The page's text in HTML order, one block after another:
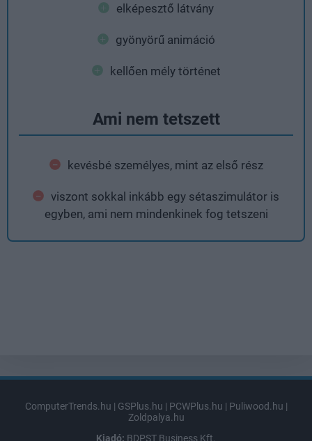
elképesztő látvány
gyönyörű animáció
kellően mély történet
Ami nem tetszett
kevésbé személyes, mint az első rész
viszont sokkal inkább egy sétaszimulátor is
egyben, ami nem mindenkinek fog tetszeni
ComputerTrends.hu | GSPlus.hu | PCWPlus.hu | Puliwood.hu |
Zoldpalya.hu
Kiadó: BDPST Business Kft.